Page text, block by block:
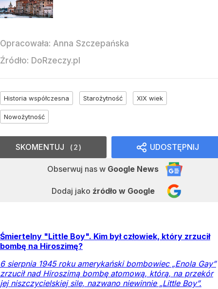
Opracowała: Anna Szczepańska
Źródło: DoRzeczy.pl
Historia współczesna Starożytność XIX wiek
Nowożytność
UDOSTĘPNIJ
Obserwuj nas w Google News
Dodaj jako źródło w Google
SKOMENTUJ 2
Śmiertelny "Little Boy". Kim był człowiek, który zrzucił
bombę na Hiroszimę?
6 sierpnia 1945 roku amerykański bombowiec „Enola Gay”
zrzucił nad Hiroszimą bombę atomową, którą, na przekór
jej niszczycielskiej sile, nazwano niewinnie „Little Boy”.